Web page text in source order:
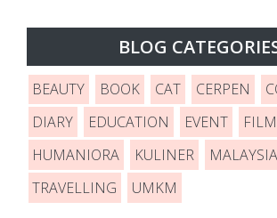
BLOG
BEAUTY BOOK CAT CERPEN
DIARY
EDUCATION EVENT FILM
HUMANIORA
KULINER MALAYSIA
TRAVELLING
UMKM